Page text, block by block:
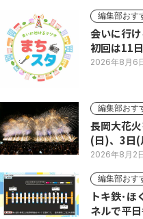
編集部おす
会いに行
初回は11
2026年8月6
編集部おす
長岡大花
(日)、3日(
2026年8月2
編集部おす
トキ鉄･ほくほ
ネルで平